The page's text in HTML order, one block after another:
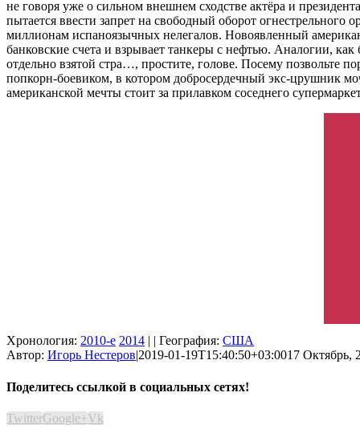
не говоря уже о сильном внешнем сходстве актёра и
пытается ввести запрет на свободный оборот
миллионам испаноязычных нелегалов. Новоявленный
банковские счета и взрывает танкеры с нефтью. Аналогии,
отдельно взятой стра…, простите, голове. Посему позвольте
попкорн-боевиком, в котором добросердечный экс-црушник
американской мечты стоит за прилавком соседнего
Хронология: 2010-е 2014 | | География: США
Автор: Игорь Нестеров|2019-01-19T15:40:50+03:0017 Октябрь,
Поделитесь ссылкой в социальных сетях!
TwitterGoogle+Vk